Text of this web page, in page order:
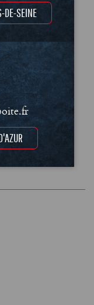
RSE
DE-SEINE